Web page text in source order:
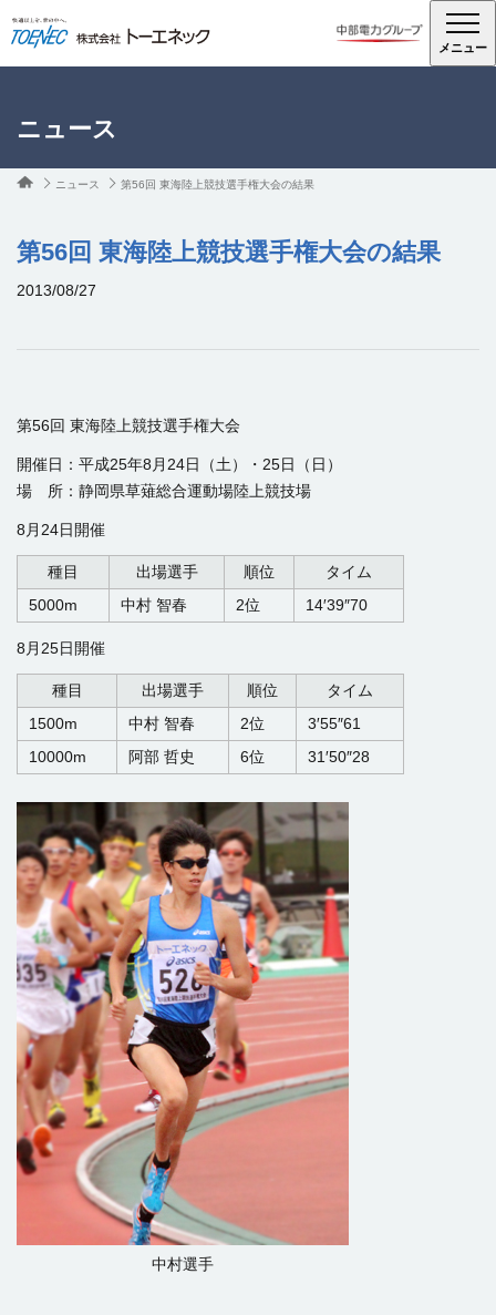
メニュー
ニュース
ニュース 第56回 東海陸上競技選手権大会の結果
第56回 東海陸上競技選手権大会の結果
2013/08/27
第56回 東海陸上競技選手権大会
開催日：平成25年8月24日（土）・25日（日）
場 所：静岡県草薙総合運動場陸上競技場
8月24日開催
種目 出場選手 順位
タイム
5000m
中村 智春 2位 14′39″70
8月25日開催
種目 出場選手 順位
タイム
1500m
中村 智春 2位
3′55″61
10000m
阿部 哲史 6位 31′50″28
中村選手